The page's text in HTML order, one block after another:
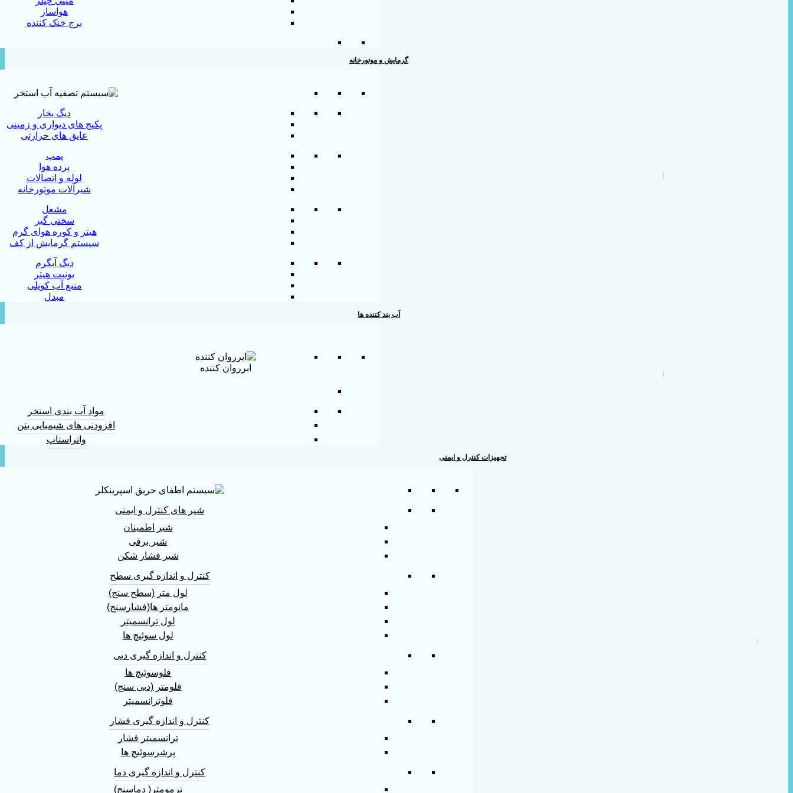
هواساز
برج خنک کننده
گرمایش و موتورخانه
دیگ بخار
پکیج های دیواری و زمینی
عایق های حرارتی
پمپ
پرده هوا
لوله و اتصالات
شیرآلات موتورخانه
مشعل
سختی گیر
هیتر و کوره هوای گرم
سیستم گرمایش از کف
دیگ آبگرم
یونیت هیتر
منبع آب کویلی
مبدل
آب بند کننده ها
ابرروان کننده
مواد آب بندی استخر
افزودنی های شیمیایی بتن
واتراستاپ
تجهیزات کنترل و ایمنی
شیر های کنترل و ایمنی
شیر اطمینان
شیر برقی
شیر فشار شکن
کنترل و اندازه گیری سطح
لول متر (سطح سنج)
مانومتر ها(فشارسنج)
لول ترانسمیتر
لول سوئیچ ها
کنترل و اندازه گیری دبی
فلوسوئیچ ها
فلومتر (دبی سنج)
فلوترانسمیتر
کنترل و اندازه گیری فشار
ترانسمیتر فشار
پرشرسوئیچ ها
کنترل و اندازه گیری دما
ترمومتر( دماسنج)